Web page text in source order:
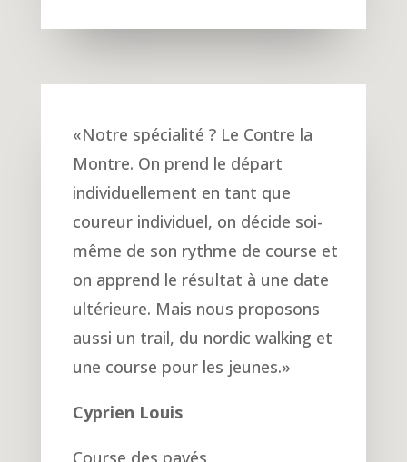
«Notre spécialité ? Le Contre la
Montre. On prend le départ
individuellement en tant que
coureur individuel, on décide soi-
même de son rythme de course et
on apprend le résultat à une date
ultérieure. Mais nous proposons
aussi un trail, du nordic walking et
une course pour les jeunes.»
Cyprien Louis
Course des pavés